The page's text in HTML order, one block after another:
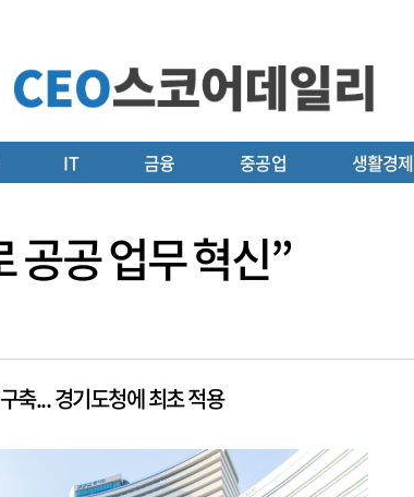
IT 금융 중공업 생활경제
공공 업무 혁신”
축... 경기도청에 최초 적용